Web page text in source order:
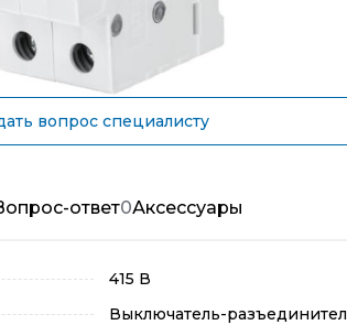
вопрос специалисту
ответ0Аксессуары
415 В
Выключатель-разъединител